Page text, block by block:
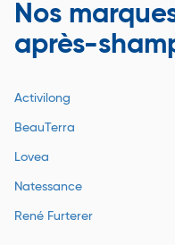
Nos
après-
Activilong
BeauTerra
Lovea
Natessance
René Furterer